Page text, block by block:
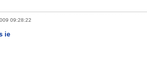
09:28:22
ie